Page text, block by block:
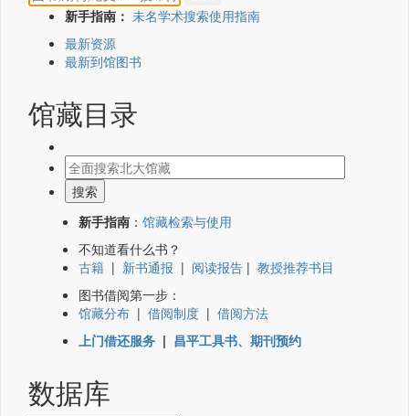
新手指南： 未名学术搜索使用指南
最新资源
最新到馆图书
馆藏目录
新手指南 ： 馆藏检索与使用
不知道看什么书？
古籍 | 新书通报 | 阅读报告 | 教授推荐书目
图书借阅第一步：
馆藏分布 | 借阅制度 | 借阅方法
上门借还服务 | 昌平工具书、期刊预约
数据库